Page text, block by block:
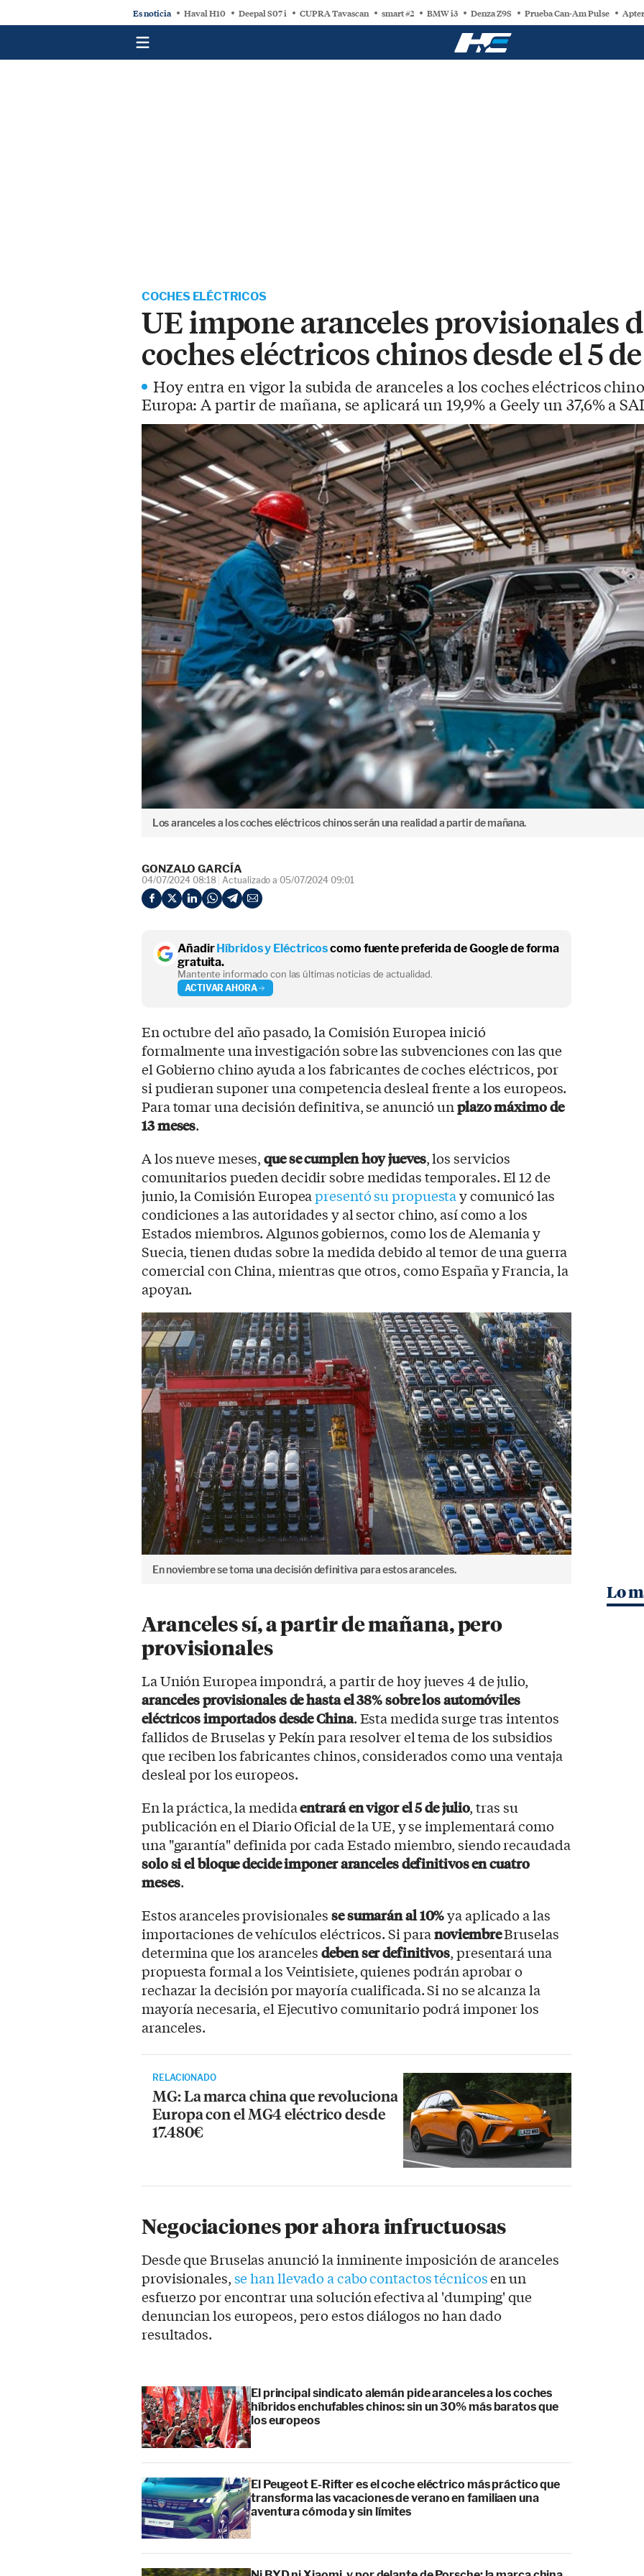
Es noticia Haval H10 Deepal S07 i CUPRA Tavascan smart #2 BMW i3 Denza Z9S Prueba Can-Am Pulse
COCHES ELÉCTRICOS
UE impone aranceles provisionales
coches eléctricos chinos desde el 5
Hoy entra en vigor la subida de aranceles a los coches eléctricos
Europa: A partir de mañana, se aplicará un 19,9% a Geely un 37,6% a
Los aranceles a los coches eléctricos chinos serán una realidad a partir de mañana.
GONZALO GARCÍA
04/07/2024 08:18 Actualizado a 05/07/2024 09:01
Añadir Híbridos y Eléctricoscomo fuente preferida de Google de forma
gratuita.
Mantente informado con las últimas noticias de actualidad.
ACTIVAR AHORA
En octubre del año pasado, la Comisión Europea inició
formalmente una investigación sobre las subvenciones con las que
el Gobierno chino ayuda a los fabricantes de coches eléctricos, por
si pudieran suponer una competencia desleal frente a los europeos.
Para tomar una decisión definitiva, se anunció unplazo máximo de
13 meses.
A los nueve meses,que se cumplen hoy jueves, los servicios
comunitarios pueden decidir sobre medidas temporales. El 12 de
junio, la Comisión Europeapresentó su propuestay comunicó las
condiciones a las autoridades y al sector chino, así como a los
Estados miembros. Algunos gobiernos, como los de Alemania y
Suecia, tienen dudas sobre la medida debido al temor de una guerra
comercial con China, mientras que otros, como España y Francia, la
apoyan.
En noviembre se toma una decisión definitiva para estos aranceles.
Aranceles sí, a partir de mañana, pero
provisionales
La Unión Europea impondrá, a partir de hoy jueves 4 de julio,
aranceles provisionales de hasta el 38% sobre los automóviles
eléctricos importados desde China. Esta medida surge tras intentos
fallidos de Bruselas y Pekín para resolver el tema de los subsidios
que reciben los fabricantes chinos, considerados como una ventaja
desleal por los europeos.
En la práctica, la medidaentrará en vigor el 5 de julio, tras su
publicación en el Diario Oficial de la UE, y se implementará como
una "garantía" definida por cada Estado miembro, siendo recaudada
solo si el bloque decide imponer aranceles definitivos en cuatro
meses.
Estos aranceles provisionalesse sumarán al 10%ya aplicado a las
importaciones de vehículos eléctricos. Si paranoviembreBruselas
determina que los arancelesdeben ser definitivos, presentará una
propuesta formal a los Veintisiete, quienes podrán aprobar o
rechazar la decisión por mayoría cualificada. Si no se alcanza la
mayoría necesaria, el Ejecutivo comunitario podrá imponer los
aranceles.
RELACIONADO
MG: La marca china que revoluciona
Europa con el MG4 eléctrico desde
17.480€
Negociaciones por ahora infructuosas
Desde que Bruselas anunció la inminente imposición de aranceles
provisionales,se han llevado a cabo contactos técnicosen un
esfuerzo por encontrar una solución efectiva al 'dumping' que
denuncian los europeos, pero estos diálogos no han dado
resultados.
El principal sindicato alemán pide aranceles a los coches
híbridos enchufables chinos: sin un 30% más baratos que
los europeos
El Peugeot E-Rifter es el coche eléctrico más práctico que
transforma las vacaciones de verano en familiaen una
aventura cómoda y sin límites
Lo